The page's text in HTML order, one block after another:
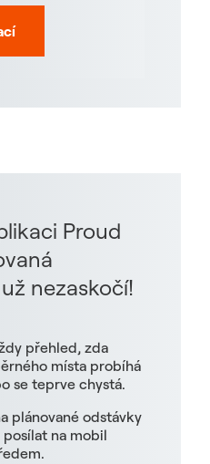
Proud
nezaskočí!
přehled, zda
místa probíhá
se teprve chystá.
plánované odstávky
na mobil